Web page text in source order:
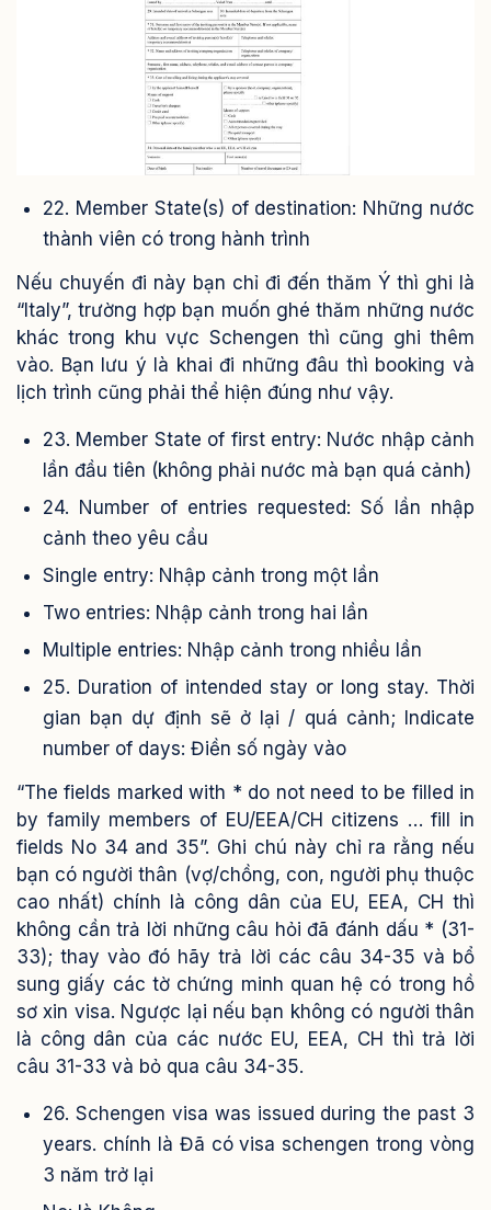
22. Member State(s) of destination: Những nước
thành viên có trong hành trình
Nếu chuyến đi này bạn chỉ đi đến thăm Ý thì ghi là
“Italy”, trường hợp bạn muốn ghé thăm những nước
khác trong khu vực Schengen thì cũng ghi thêm
vào. Bạn lưu ý là khai đi những đâu thì booking và
lịch trình cũng phải thể hiện đúng như vậy.
23. Member State of first entry: Nước nhập cảnh
lần đầu tiên (không phải nước mà bạn quá cảnh)
24. Number of entries requested: Số lần nhập
cảnh theo yêu cầu
Single entry: Nhập cảnh trong một lần
Two entries: Nhập cảnh trong hai lần
Multiple entries: Nhập cảnh trong nhiều lần
25. Duration of intended stay or long stay. Thời
gian bạn dự định sẽ ở lại / quá cảnh; Indicate
number of days: Điền số ngày vào
“The fields marked with * do not need to be filled in
by family members of EU/EEA/CH citizens … fill in
fields No 34 and 35”. Ghi chú này chỉ ra rằng nếu
bạn có người thân (vợ/chồng, con, người phụ thuộc
cao nhất) chính là công dân của EU, EEA, CH thì
không cần trả lời những câu hỏi đã đánh dấu * (31-
33); thay vào đó hãy trả lời các câu 34-35 và bổ
sung giấy các tờ chứng minh quan hệ có trong hồ
sơ xin visa. Ngược lại nếu bạn không có người thân
là công dân của các nước EU, EEA, CH thì trả lời
câu 31-33 và bỏ qua câu 34-35.
26. Schengen visa was issued during the past 3
years. chính là Đã có visa schengen trong vòng
3 năm trở lại